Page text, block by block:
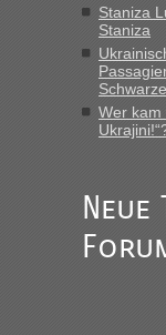
Recht,
gebrauchter
„Vielen Dank, mit
gab es keine
fast 11 Milliarden
„Am besten wäre
Alleinreisende
Staniza
Staniza
Wer kam
Neue